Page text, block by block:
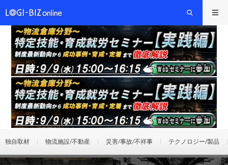
独自取材 物流施設/不動産 災害/事故/不祥事 テクノロジー/製品